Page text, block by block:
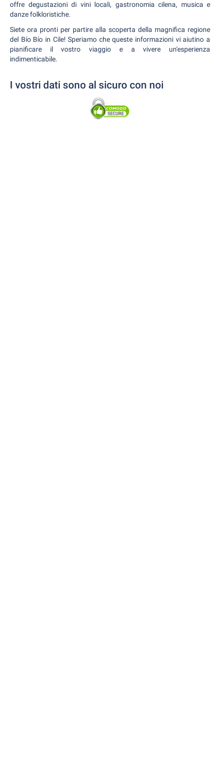
offre degustazioni di vini locali, gastronomia cilena, musica e
danze folkloristiche.
Siete ora pronti per partire alla scoperta della magnifica regione
del Bío Bío in Cile! Speriamo che queste informazioni vi aiutino a
pianificare il vostro viaggio e a vivere un'esperienza
indimenticabile.
I vostri dati sono al sicuro con noi